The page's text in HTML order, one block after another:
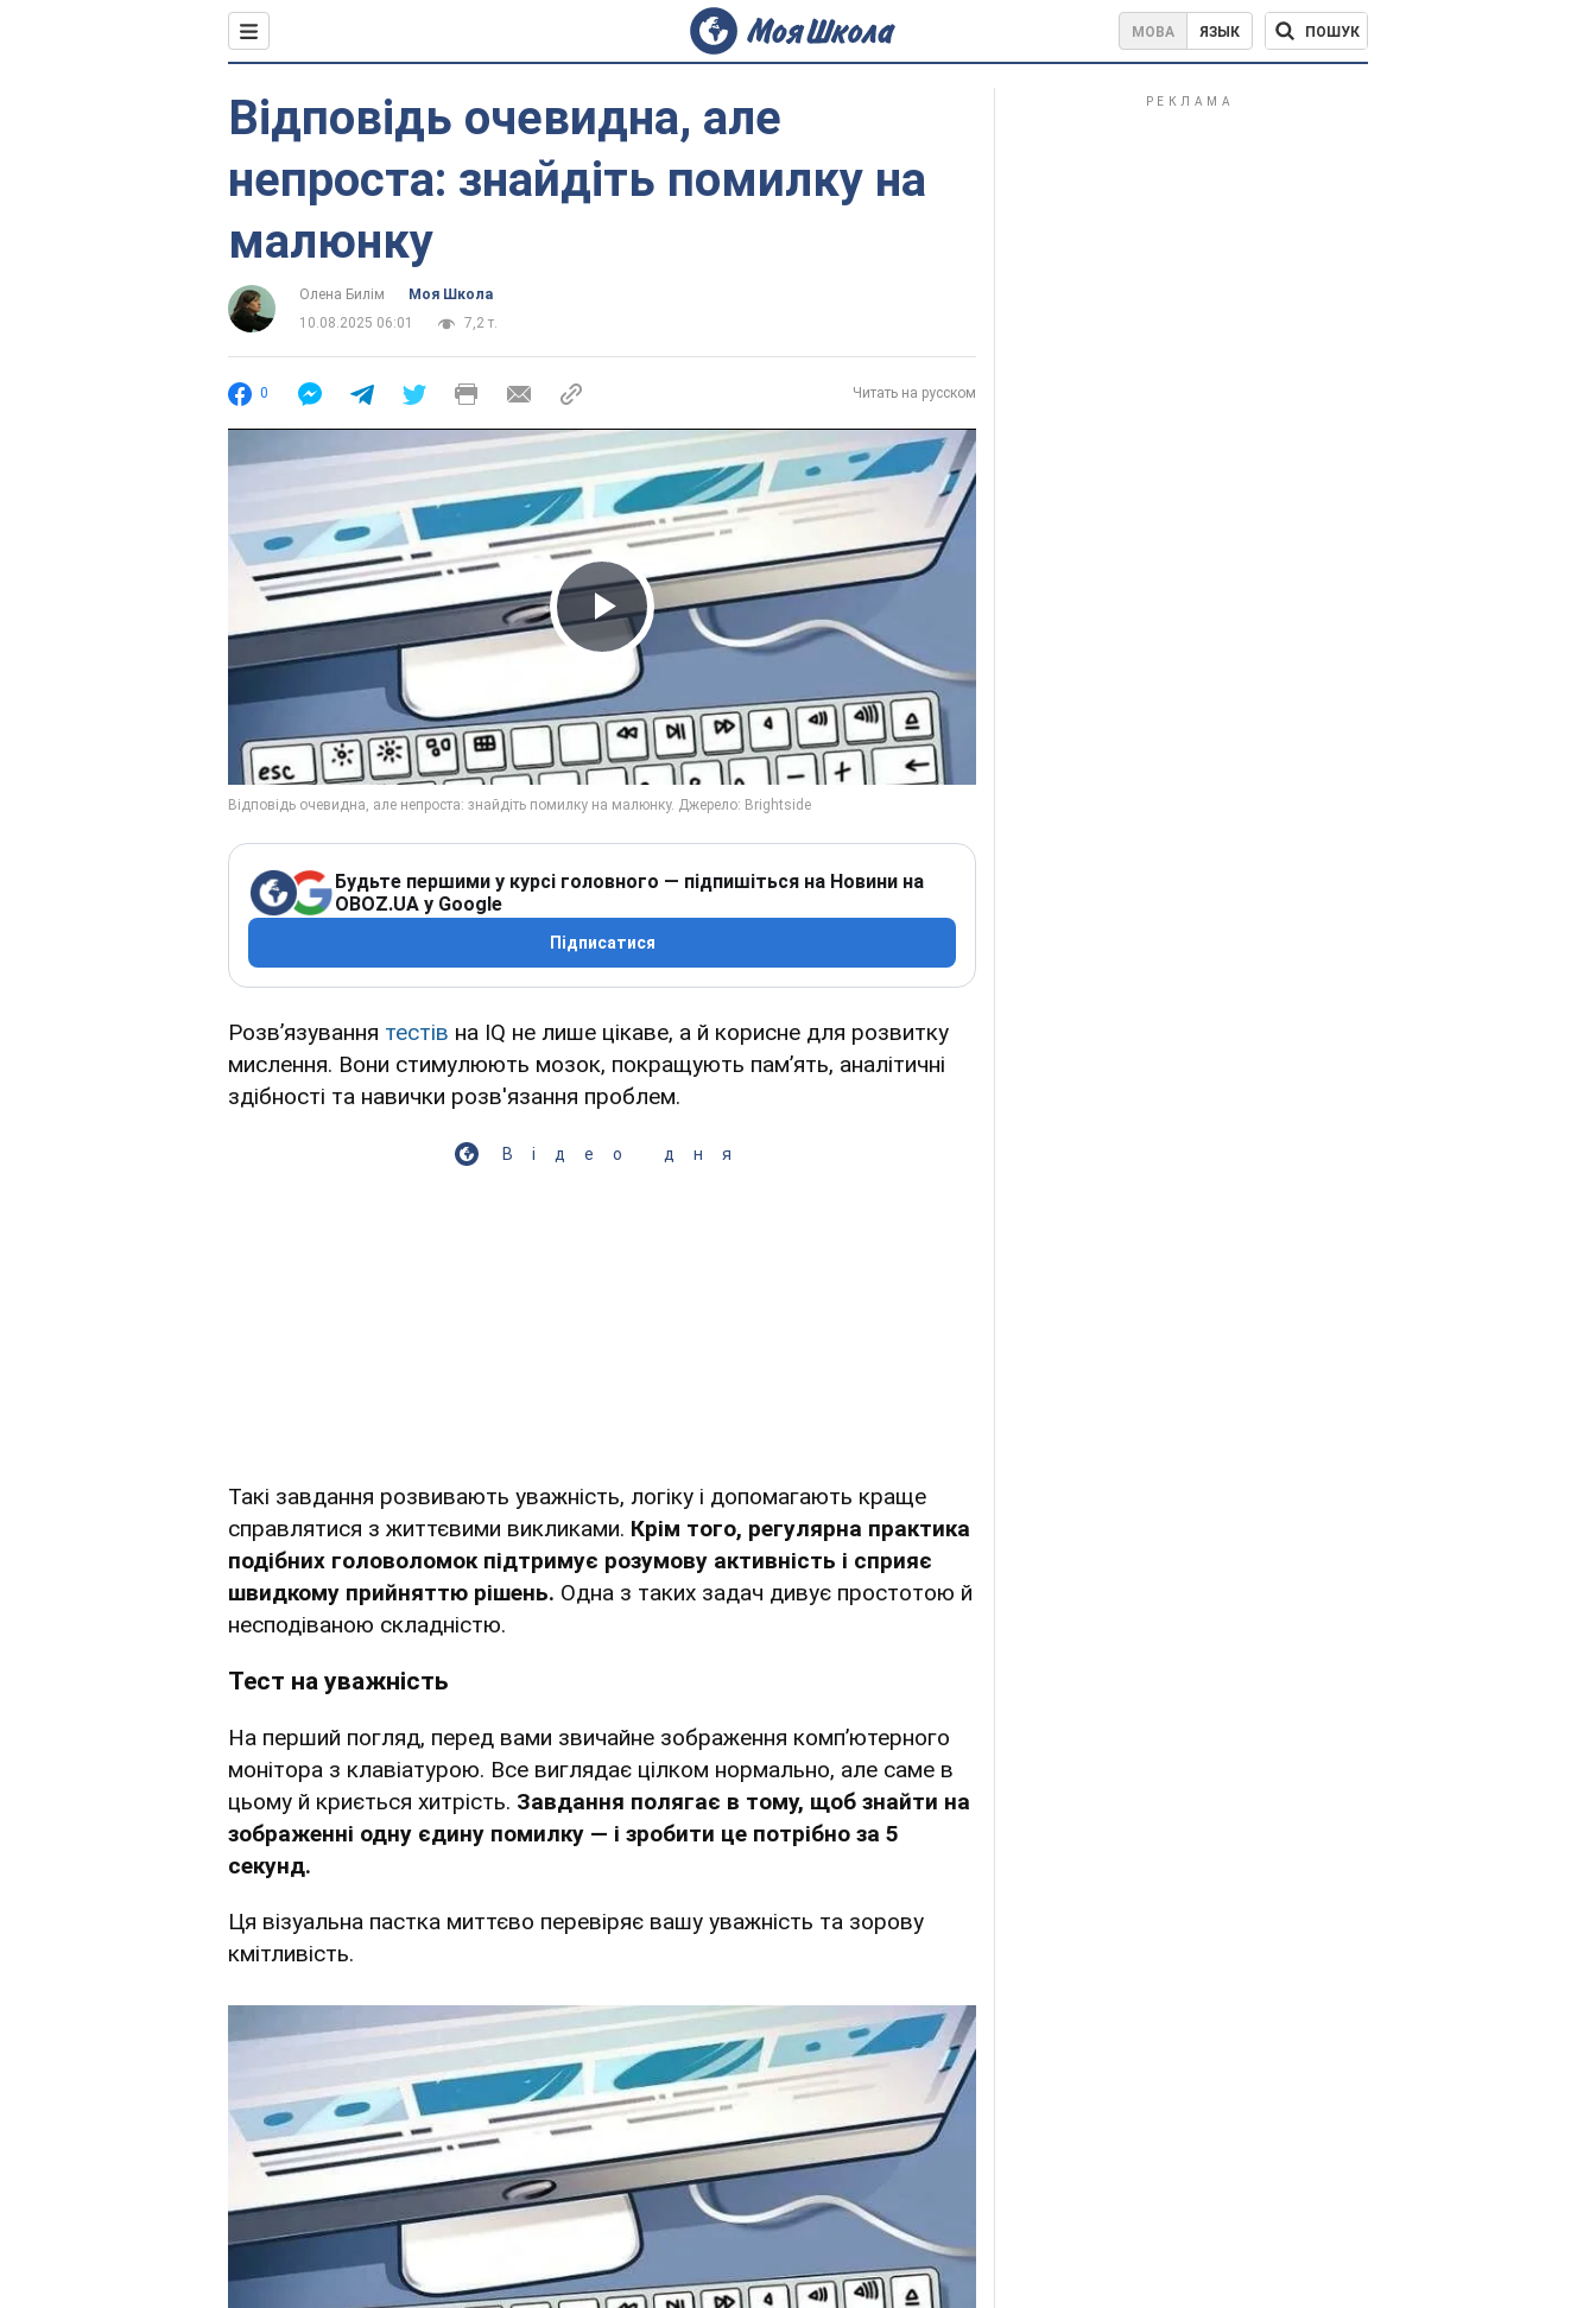
МОВА ЯЗЫК ПОШУК
Відповідь очевидна, але
непроста: знайдіть помилку на
малюнку
Олена Билім
Моя Школа
10.08.2025 06:01
7,2 т.
0 Читать на русском
Play Video
Будьте першими у курсі головного — підпишіться на Новини на
OBOZ.UA у Google
Підписатися
Розв’язування тестів на IQ не лише цікаве, а й корисне для розвитку
мислення. Вони стимулюють мозок, покращують пам’ять, аналітичні
здібності та навички розв'язання проблем.
Відео дня
Такі завдання розвивають уважність, логіку і допомагають краще
справлятися з життєвими викликами. Крім того, регулярна практика
подібних головоломок підтримує розумову активність і сприяє
швидкому прийняттю рішень. Одна з таких задач дивує простотою й
несподіваною складністю.
Тест на уважність
На перший погляд, перед вами звичайне зображення комп’ютерного
монітора з клавіатурою. Все виглядає цілком нормально, але саме в
цьому й криється хитрість. Завдання полягає в тому, щоб знайти на
зображенні одну єдину помилку — і зробити це потрібно за 5
секунд.
Ця візуальна пастка миттєво перевіряє вашу уважність та зорову
кмітливість.